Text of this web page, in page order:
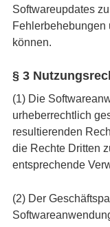
Softwareupdates
können.
§ 3
(1) Die
urheberrechtlich
resultierenden
die Rechte Dritten
entsprechende
(2) Der